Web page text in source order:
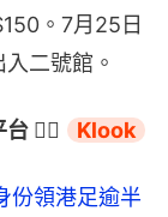
。7月25日
二號館。
👉🏻 Klook
份領港足逾半